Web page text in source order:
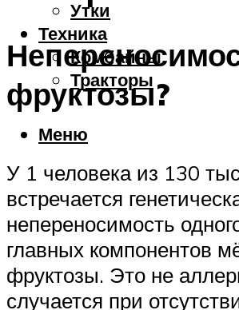
Утки
Техника
Комбайны
Тракторы
Меню
фруктозы?
У 1 человека из 130
встречается
непереносимость
главных компонентов
фруктозы. Это не
случается при